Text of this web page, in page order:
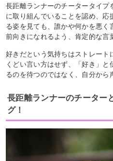
長距離ランナーのチータータイプ
に取り組んでいることを認め、応
る姿を見ても、誰かや何かを悪く
前向きになれるよう、肯定的な言
好きだという気持ちはストレート
くどい言い方はせず、「好き」
るのを待つのではなく、自分から
長距離ランナーのチーター
グ！